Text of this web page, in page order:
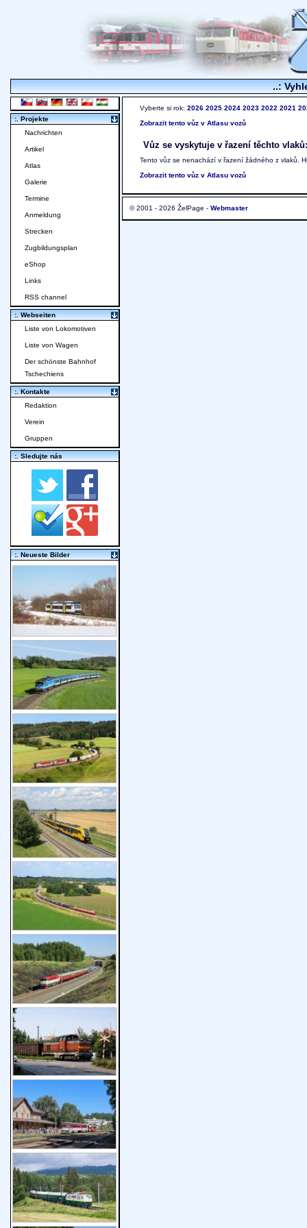
..:
Vyberte si rok: 2026 2025 2024 2023 2022 2021
Zobrazit tento vůz v Atlasu vozů
Vůz se vyskytuje v řazení těchto vlaků:
Tento vůz se nenachází v řazení žádného z vlaků.
Zobrazit tento vůz v Atlasu vozů
© 2001 - 2026 ŽelPage - Webmaster
:. Projekte
Nachrichten
Artikel
Atlas
Galerie
Termine
Anmeldung
Strecken
Zugbildungsplan
eShop
Links
RSS channel
:. Webseiten
Liste von Lokomotiven
Liste von Wagen
Der schönste Bahnhof
Tschechiens
:. Kontakte
Redaktion
Verein
Gruppen
:. Sledujte nás
:. Neueste Bilder